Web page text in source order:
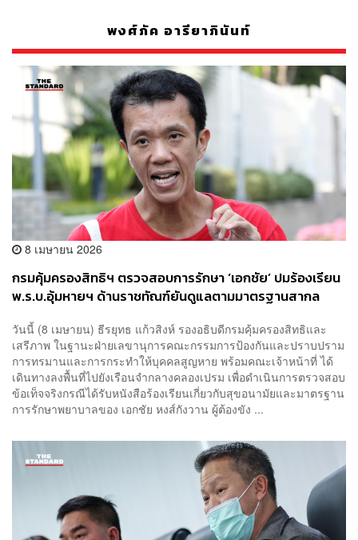
พงศ์ภัค อารียาภินันท์
8 เมษายน 2026
กรมคุ้มครองสิทธิฯ ตรวจสอบการรักษา ‘เอกชัย’ ปมร้องเรียน
พ.ร.บ.อุ้มหายฯ ด้านราชทัณฑ์ยันดูแลตามมาตรฐานสากล
วันนี้ (8 เมษายน) ธีรยุทธ แก้วสิงห์ รองอธิบดีกรมคุ้มครองสิทธิและ
เสรีภาพ ในฐานะฝ่ายเลขานุการคณะกรรมการป้องกันและปราบปราม
การทรมานและการกระทำให้บุคคลสูญหาย พร้อมคณะเจ้าหน้าที่ ได้
เดินทางลงพื้นที่ไปยังเรือนจำกลางคลองเปรม เพื่อดำเนินการตรวจสอบ
ข้อเท็จจริงกรณีได้รับหนังสือร้องเรียนเกี่ยวกับสุขอนามัยและมาตรฐาน
การรักษาพยาบาลของ เอกชัย หงส์กังวาน ผู้ต้องขัง ...